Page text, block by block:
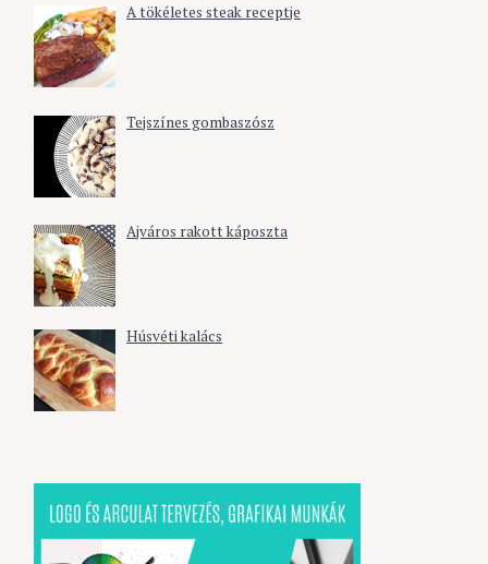
A tökéletes steak receptje
Tejszínes gombaszósz
Ajváros rakott káposzta
Húsvéti kalács